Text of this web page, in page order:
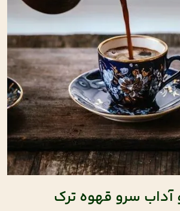
آداب سرو قهوه ترک